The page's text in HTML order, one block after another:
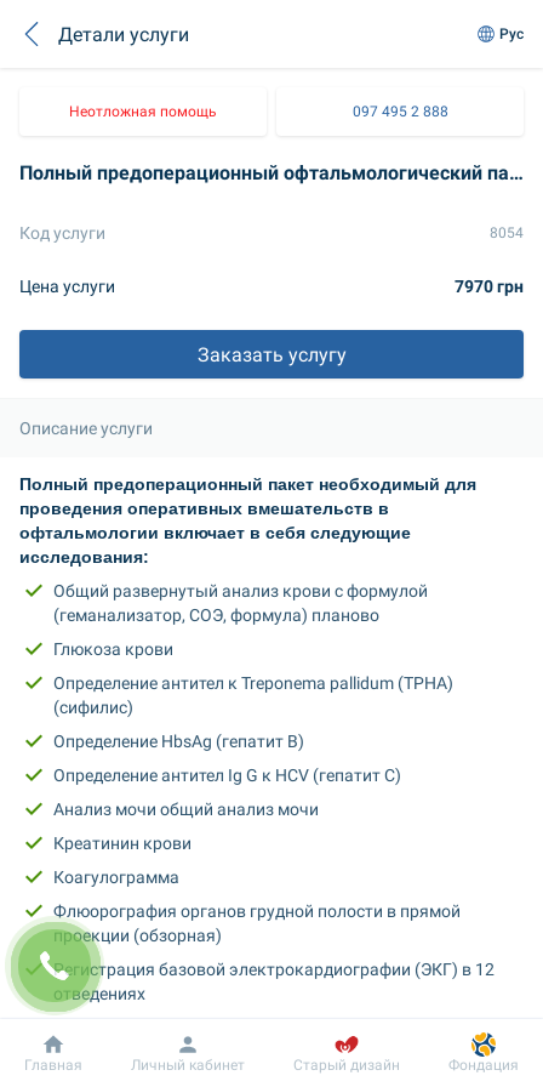
Детали услуги Рус
Неотложная помощь 097 495 2 888
Полный предоперационный офтальмологический пакет
Код услуги 8054
Цена услуги 7970 грн
Заказать услугу
Описание услуги
Полный предоперационный пакет необходимый для
проведения оперативных вмешательств в
офтальмологии включает в себя следующие
исследования:
Общий развернутый анализ крови с формулой
(геманализатор, СОЭ, формула) планово
Глюкоза крови
Определение антител к Treponema pallidum (TPHA)
(сифилис)
Определение HbsAg (гепатит В)
Определение антител Ig G к HCV (гепатит С)
Анализ мочи общий анализ мочи
Креатинин крови
Коагулограмма
Флюорография органов грудной полости в прямой
проекции (обзорная)
Регистрация базовой электрокардиографии (ЭКГ) в 12
отведениях
Консультация ЛОР-врача
Добробут Информация Пациенту
Главная Личный кабинет Старый дизайн Фондация